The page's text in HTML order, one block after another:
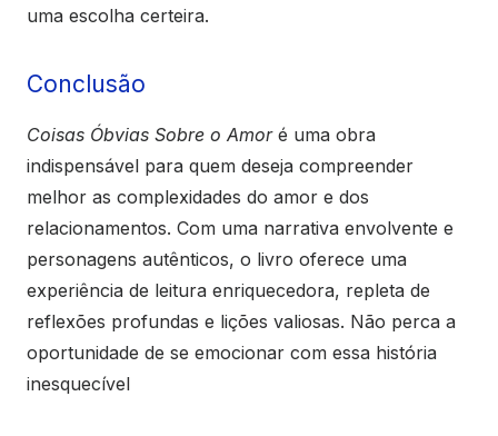
uma escolha certeira.
Conclusão
Coisas Óbvias Sobre o Amoré uma obra
indispensável para quem deseja compreender
melhor as complexidades do amor e dos
relacionamentos. Com uma narrativa envolvente e
personagens autênticos, o livro oferece uma
experiência de leitura enriquecedora, repleta de
reflexões profundas e lições valiosas. Não perca a
oportunidade de se emocionar com essa história
inesquecível